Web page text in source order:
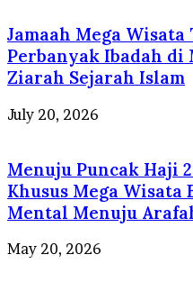
Jamaah Mega
Perbanyak Ibadah di
Ziarah Sejarah Islam
July 20, 2026
Menuju Puncak Haji
Khusus Mega Wisata
Mental Menuju
May 20, 2026